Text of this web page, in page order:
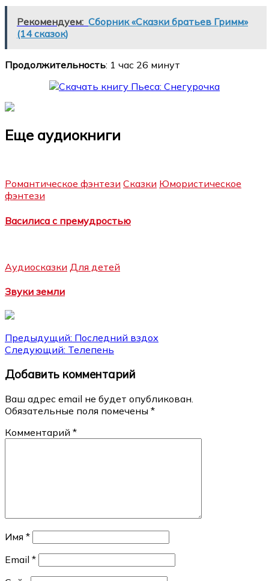
Рекомендуем: Сборник «Сказки братьев Гримм»
(14 сказок)
Продолжительность: 1 час 26 минут
Еще аудиокниги
Романтическое фэнтези Сказки Юмористическое
фэнтези
Василиса с премудростью
Аудиосказки Для детей
Звуки земли
Навигация
по
записям
Предыдущий: Последний вздох
Следующий: Телепень
Добавить комментарий
Ваш адрес email не будет опубликован.
Обязательные поля помечены *
Комментарий *
Имя *
Email *